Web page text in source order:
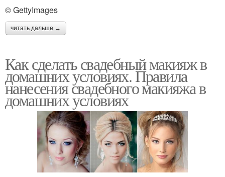
© GettyImages
читать дальше →
Как сделать свадебный макияж в
домашних условиях. Правила
нанесения свадебного макияжа в
домашних условиях